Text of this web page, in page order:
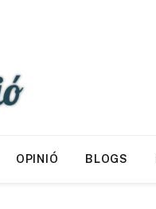
OPINIÓ BLOGS